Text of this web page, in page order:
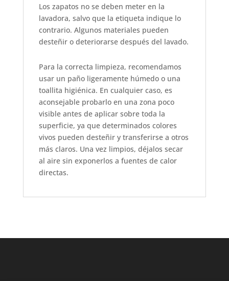
Los zapatos no se deben meter en la
lavadora, salvo que la etiqueta indique lo
contrario. Algunos materiales pueden
desteñir o deteriorarse después del lavado.
Para la correcta limpieza, recomendamos
usar un paño ligeramente húmedo o una
toallita higiénica. En cualquier caso, es
aconsejable probarlo en una zona poco
visible antes de aplicar sobre toda la
superficie, ya que determinados colores
vivos pueden desteñir y transferirse a otros
más claros. Una vez limpios, déjalos secar
al aire sin exponerlos a fuentes de calor
directas.